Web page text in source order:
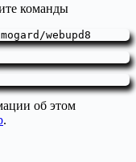
команды
webupd8
об этом
.